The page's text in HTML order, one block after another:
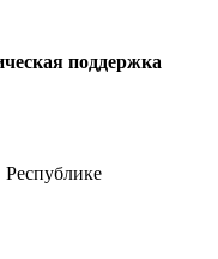
поддержка